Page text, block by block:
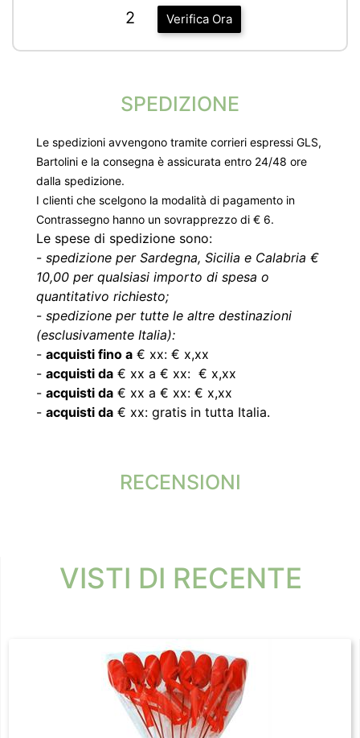
Verifica Ora
2
SPEDIZIONE
Le spedizioni avvengono tramite corrieri espressi GLS,
Bartolini e la consegna è assicurata entro 24/48 ore
dalla spedizione.
I clienti che scelgono la modalità di pagamento in
Contrassegno hanno un sovrapprezzo di € 6.
Le spese di spedizione sono:
- spedizione per Sardegna, Sicilia e Calabria €
10,00 per qualsiasi importo di spesa o
quantitativo richiesto;
- spedizione per tutte le altre destinazioni
(esclusivamente Italia):
- acquisti fino a € xx: € x,xx
- acquisti da € xx a € xx: € x,xx
- acquisti da € xx a € xx: € x,xx
- acquisti da € xx: gratis in tutta Italia.
RECENSIONI
VISTI DI RECENTE